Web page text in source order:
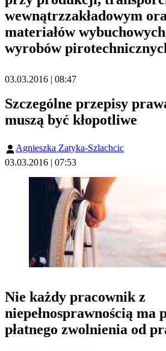
wewnątrzzakładowym
materiałów
wyrobów
03.03.2016 | 08:47
Szczególne przepisy
muszą być kłopotliwe
Agnieszka Zatyka-Szlachcic
03.03.2016 | 07:53
Nie każdy pracownik z
niepełnosprawnością ma
płatnego zwolnienia od